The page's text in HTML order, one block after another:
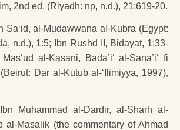
2nd ed. (Riyadh: np, n.d.), 21:619-20.
al-Mudawwana al-Kubra (Egypt:
n.d.), 1:5; Ibn Rushd II, Bidayat, 1:33-
al-Kasani, Bada’i‘ al-Sana’i‘ fi
(Beirut: Dar al-Kutub al-‘Ilimiyya, 1997),
Muhammad al-Dardir, al-Sharh al-
al-Masalik (the commentary of Ahmad